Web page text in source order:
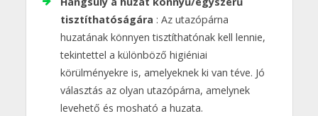
tisztíthatóságára : Az utazópárna
huzatának könnyen tisztíthatónak kell lennie,
tekintettel a különböző higiéniai
körülményekre is, amelyeknek ki van téve. Jó
választás az olyan utazópárna, amelynek
levehető és mosható a huzata.